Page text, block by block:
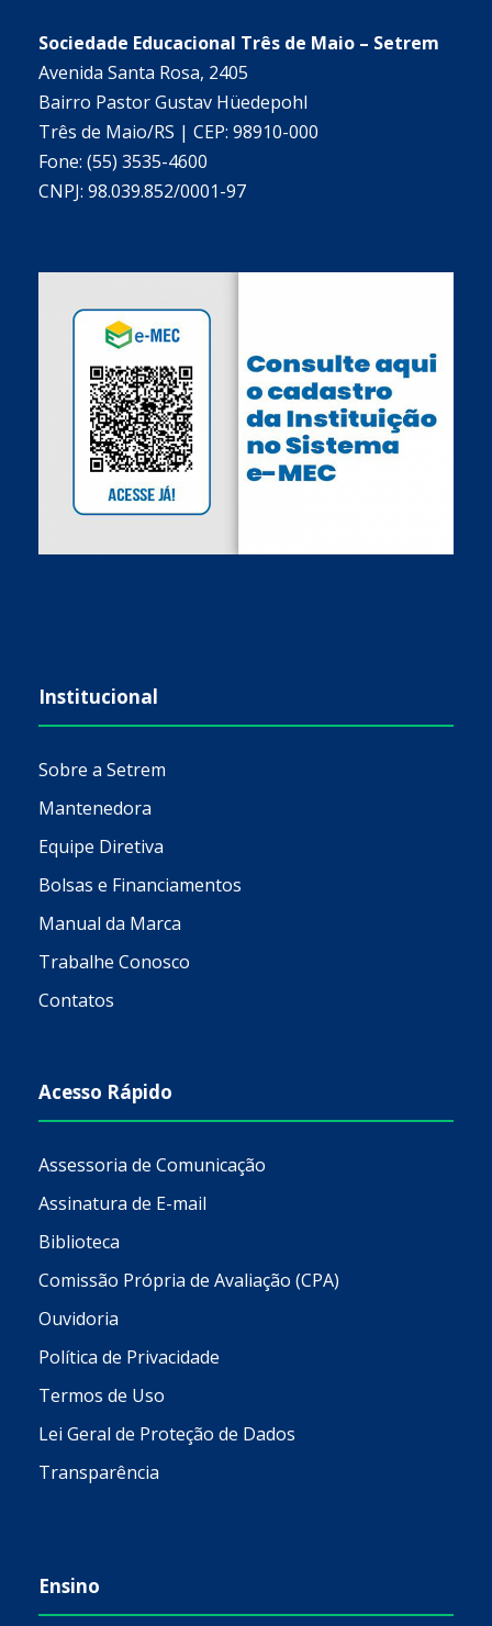
Sociedade Educacional Três de Maio – Setrem
Avenida Santa Rosa, 2405
Bairro Pastor Gustav Hüedepohl
Três de Maio/RS | CEP: 98910-000
Fone: (55) 3535-4600
CNPJ: 98.039.852/0001-97
Institucional
Sobre a Setrem
Mantenedora
Equipe Diretiva
Bolsas e Financiamentos
Manual da Marca
Trabalhe Conosco
Contatos
Acesso Rápido
Assessoria de Comunicação
Assinatura de E-mail
Biblioteca
Comissão Própria de Avaliação (CPA)
Ouvidoria
Política de Privacidade
Termos de Uso
Lei Geral de Proteção de Dados
Transparência
Ensino